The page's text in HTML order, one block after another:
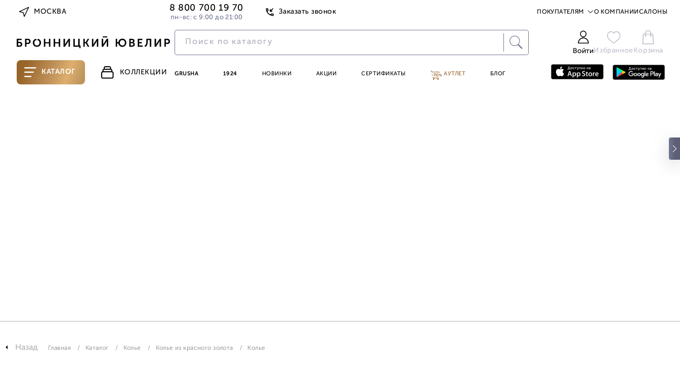
МОСКВА 8 800 700 19 70
пн-вс: с 9:00 до 21:00
Заказать звонок ПОКУПАТЕЛЯМ О КОМПАНИИ САЛОНЫ
ВойтиИзбранное Корзина
КАТАЛОГ КОЛЛЕКЦИИ GRUSHA 1924 НОВИНКИ АКЦИИ СЕРТИФИКАТЫ АУТЛЕТ БЛОГ
Назад Главная Каталог Колье Колье из красного золота Колье